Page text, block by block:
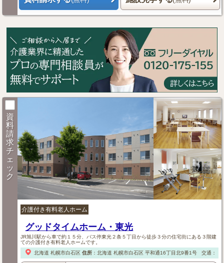
資
料
請
求
チ
ェ
ッ
ク
介護付き有料老人ホーム
グッドタイムホーム・東光
JR旭川駅から車で約１５分、バス停東光２条５丁目から徒歩３分の住宅街にある３階建
ての介護付き有料老人ホームです。
北海道 札幌市白石区 住所： 北海道 札幌市白石区平和通16丁目北9番1号 交通：【